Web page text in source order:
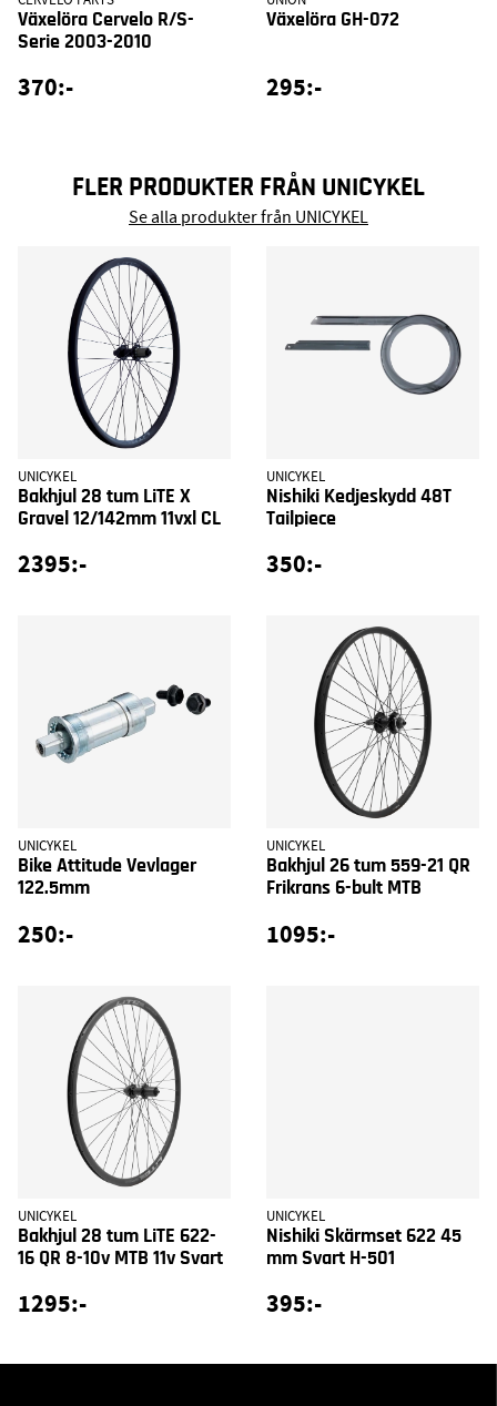
Växelöra Cervelo R/S-
Serie 2003-2010
370:-
Växelöra GH-072
295:-
FLER PRODUKTER FRÅN UNICYKEL
Se alla produkter från UNICYKEL
UNICYKEL
Bakhjul 28 tum LiTE X
Gravel 12/142mm 11vxl CL
2395:-
UNICYKEL
Nishiki Kedjeskydd 48T
Tailpiece
350:-
UNICYKEL
Bike Attitude Vevlager
122.5mm
250:-
UNICYKEL
Bakhjul 26 tum 559-21 QR
Frikrans 6-bult MTB
1095:-
UNICYKEL
Bakhjul 28 tum LiTE 622-
16 QR 8-10v MTB 11v Svart
1295:-
UNICYKEL
Nishiki Skärmset 622 45
mm Svart H-501
395:-